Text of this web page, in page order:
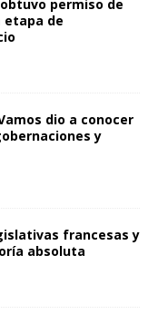
permiso de
etapa de
dio a conocer
y
francesas y
absoluta